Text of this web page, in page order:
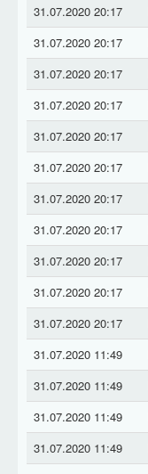
31.07.2020 20:17
31.07.2020 20:17
31.07.2020 20:17
31.07.2020 20:17
31.07.2020 20:17
31.07.2020 20:17
31.07.2020 20:17
31.07.2020 20:17
31.07.2020 20:17
31.07.2020 20:17
31.07.2020 20:17
31.07.2020 11:49
31.07.2020 11:49
31.07.2020 11:49
31.07.2020 11:49